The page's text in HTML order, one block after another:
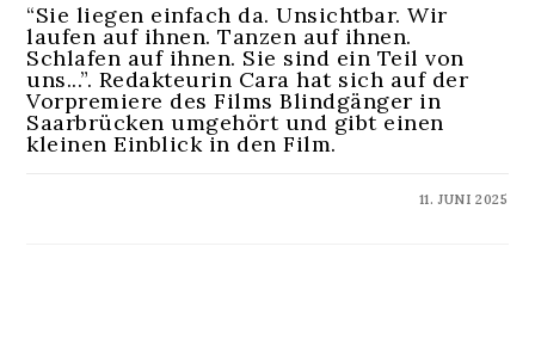
“Sie liegen einfach da. Unsichtbar. Wir
laufen auf ihnen. Tanzen auf ihnen.
Schlafen auf ihnen. Sie sind ein Teil von
uns...”. Redakteurin Cara hat sich auf der
Vorpremiere des Films Blindgänger in
Saarbrücken umgehört und gibt einen
kleinen Einblick in den Film.
11. JUNI 2025